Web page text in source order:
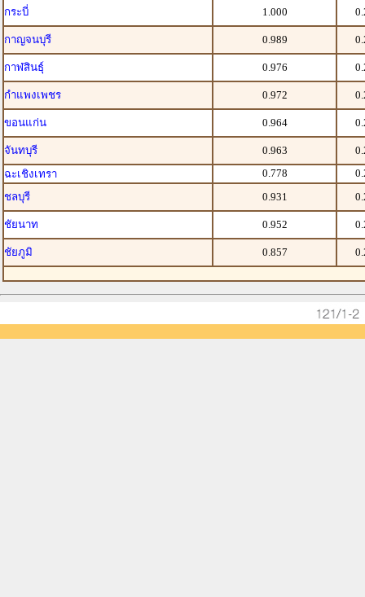
กระบี่
1.000
กาญจนบุรี 0.989
กาฬสินธุ์ 0.976
กำแพงเพชร 0.972
ขอนแก่น 0.964
จันทบุรี 0.963
ฉะเชิงเทรา
0.778
ชลบุรี
0.931
ชัยนาท 0.952
ชัยภูมิ 0.857